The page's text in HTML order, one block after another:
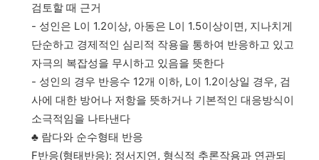
검토할 때 근거
- 성인은 L이 1.2이상, 아동은 L이 1.5이상이면, 지나치게
단순하고 경제적인 심리적 작용을 통하여 반응하고 있고
자극의 복잡성을 무시하고 있음을 뜻한다
- 성인의 경우 반응수 12개 이하, L이 1.2이상일 경우, 검
사에 대한 방어나 저항을 뜻하거나 기본적인 대응방식이
소극적임을 나타낸다
♣ 람다와 순수형태 반응
F반응(형태반응): 정서지연, 형식적 추론작용과 연관되